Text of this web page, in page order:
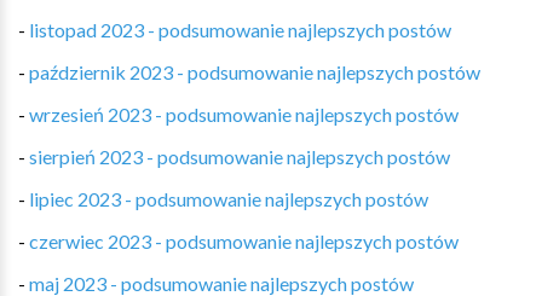
- listopad 2023 - podsumowanie najlepszych postów
- październik 2023 - podsumowanie najlepszych postów
- wrzesień 2023 - podsumowanie najlepszych postów
- sierpień 2023 - podsumowanie najlepszych postów
- lipiec 2023 - podsumowanie najlepszych postów
- czerwiec 2023 - podsumowanie najlepszych postów
- maj 2023 - podsumowanie najlepszych postów